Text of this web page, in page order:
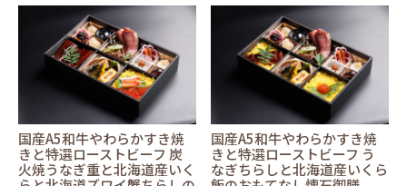
国産A5和牛やわらかすき焼
きと特選ローストビーフ 炭
火焼うなぎ重と北海道産いく
国産A5和牛やわらかすき焼
きと特選ローストビーフ う
なぎちらしと北海道産いくら